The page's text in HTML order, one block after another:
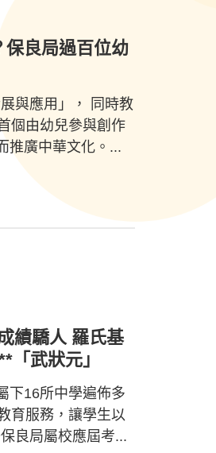
良局過百位幼
與應用」， 同時教
個由幼兒參與創作
推廣中華文化。...
績驕人 羅氏基
武狀元」
下16所中學遍佈多
育服務，讓學生以
良局屬校應屆考...